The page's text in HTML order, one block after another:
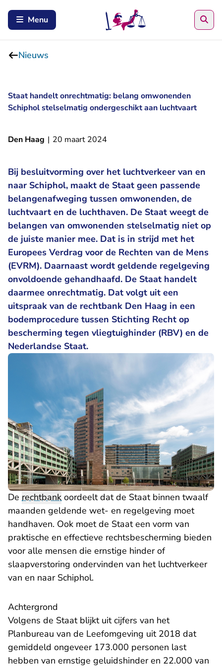
Menu
Nieuws
Staat handelt onrechtmatig: belang omwonenden
Schiphol stelselmatig ondergeschikt aan luchtvaart
Den Haag | 20 maart 2024
Bij besluitvorming over het luchtverkeer van en
naar Schiphol, maakt de Staat geen passende
belangenafweging tussen omwonenden, de
luchtvaart en de luchthaven. De Staat weegt de
belangen van omwonenden stelselmatig niet op
de juiste manier mee. Dat is in strijd met het
Europees Verdrag voor de Rechten van de Mens
(EVRM). Daarnaast wordt geldende regelgeving
onvoldoende gehandhaafd. De Staat handelt
daarmee onrechtmatig. Dat volgt uit een
uitspraak van de rechtbank Den Haag in een
bodemprocedure tussen Stichting Recht op
bescherming tegen vliegtuighinder (RBV) en de
Nederlandse Staat.
De rechtbank oordeelt dat de Staat binnen twaalf
maanden geldende wet- en regelgeving moet
handhaven. Ook moet de Staat een vorm van
praktische en effectieve rechtsbescherming bieden
voor alle mensen die ernstige hinder of
slaapverstoring ondervinden van het luchtverkeer
van en naar Schiphol.
Achtergrond
Volgens de Staat blijkt uit cijfers van het
Planbureau van de Leefomgeving uit 2018 dat
gemiddeld ongeveer 173.000 personen last
hebben van ernstige geluidshinder en 22.000 van